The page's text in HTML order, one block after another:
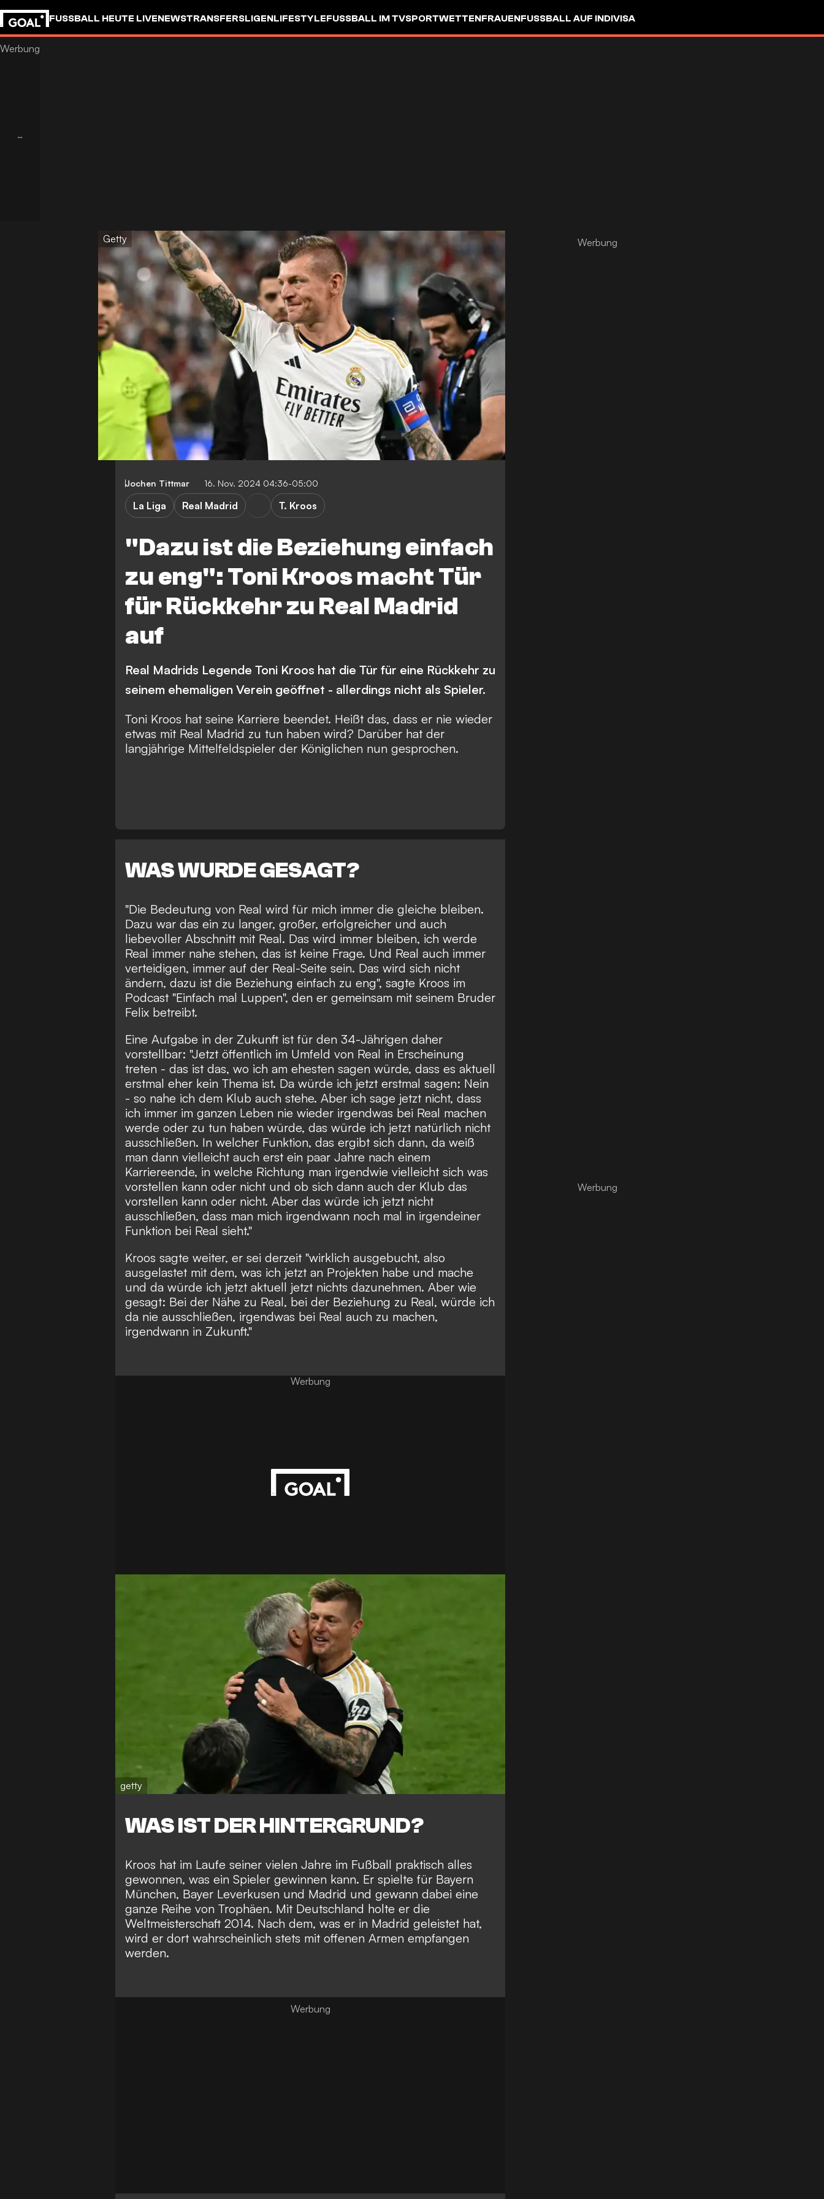
FUSSBALL HEUTE LIVENEWSTRANSFERSLIGENLIFESTYLEFUSSBALL IM TV SPORTWETTENFRAUENFUSSBALL AUF INDIVISA
Getty
Jochen Tittmar 16. Nov. 2024 04:36-05:00
"Dazu ist die Beziehung einfach
zu eng": Toni Kroos macht Tür
für Rückkehr zu Real Madrid
auf
La Liga Real Madrid T. Kroos
Real Madrids Legende Toni Kroos hat die Tür für eine Rückkehr zu
seinem ehemaligen Verein geöffnet - allerdings nicht als Spieler.
Toni Kroos hat seine Karriere beendet. Heißt das, dass er nie wieder
etwas mit Real Madrid zu tun haben wird? Darüber hat der
langjährige Mittelfeldspieler der Königlichen nun gesprochen.
WAS WURDE GESAGT?
"Die Bedeutung von Real wird für mich immer die gleiche bleiben.
Dazu war das ein zu langer, großer, erfolgreicher und auch
liebevoller Abschnitt mit Real. Das wird immer bleiben, ich werde
Real immer nahe stehen, das ist keine Frage. Und Real auch immer
verteidigen, immer auf der Real-Seite sein. Das wird sich nicht
ändern, dazu ist die Beziehung einfach zu eng", sagte Kroos im
Podcast "Einfach mal Luppen", den er gemeinsam mit seinem Bruder
Felix betreibt.
Eine Aufgabe in der Zukunft ist für den 34-Jährigen daher
vorstellbar: "Jetzt öffentlich im Umfeld von Real in Erscheinung
treten - das ist das, wo ich am ehesten sagen würde, dass es aktuell
erstmal eher kein Thema ist. Da würde ich jetzt erstmal sagen: Nein
- so nahe ich dem Klub auch stehe. Aber ich sage jetzt nicht, dass
ich immer im ganzen Leben nie wieder irgendwas bei Real machen
werde oder zu tun haben würde, das würde ich jetzt natürlich nicht
ausschließen. In welcher Funktion, das ergibt sich dann, da weiß
man dann vielleicht auch erst ein paar Jahre nach einem
Karriereende, in welche Richtung man irgendwie vielleicht sich was
vorstellen kann oder nicht und ob sich dann auch der Klub das
vorstellen kann oder nicht. Aber das würde ich jetzt nicht
ausschließen, dass man mich irgendwann noch mal in irgendeiner
Funktion bei Real sieht."
Kroos sagte weiter, er sei derzeit "wirklich ausgebucht, also
ausgelastet mit dem, was ich jetzt an Projekten habe und mache
und da würde ich jetzt aktuell jetzt nichts dazunehmen. Aber wie
gesagt: Bei der Nähe zu Real, bei der Beziehung zu Real, würde ich
da nie ausschließen, irgendwas bei Real auch zu machen,
irgendwann in Zukunft."
Werbung
getty
WAS IST DER HINTERGRUND?
Kroos hat im Laufe seiner vielen Jahre im Fußball praktisch alles
gewonnen, was ein Spieler gewinnen kann. Er spielte für Bayern
München, Bayer Leverkusen und Madrid und gewann dabei eine
ganze Reihe von Trophäen. Mit Deutschland holte er die
Weltmeisterschaft 2014. Nach dem, was er in Madrid geleistet hat,
wird er dort wahrscheinlich stets mit offenen Armen empfangen
werden.